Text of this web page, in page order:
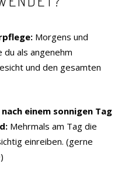
Morgens und
du als angenehm
und den gesamten
einem sonnigen Tag
Mehrmals am Tag die
einreiben. (gerne